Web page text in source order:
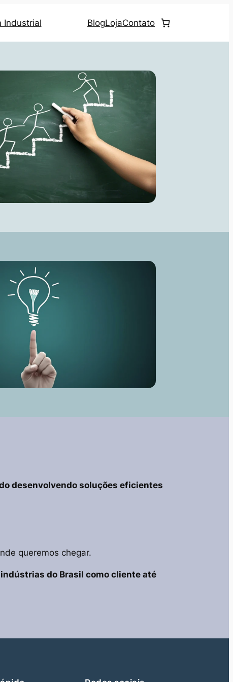
Industrial BlogLojaContato
desenvolvendo soluções eficientes
queremos chegar.
do Brasil como cliente até